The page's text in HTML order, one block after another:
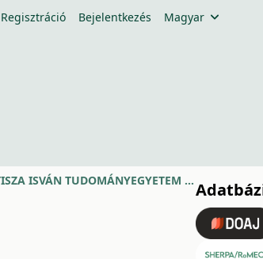
Regisztráció Bejelentkezés Magyar
HANKISS JÁNOS IRODALOMPROFESSZOR, A DEBRECENI M.KIR. TISZA ISVÁN TUDOMÁNYEGYETEM 1944-45. TANÉVI RECTOR MAGNIFICUSA